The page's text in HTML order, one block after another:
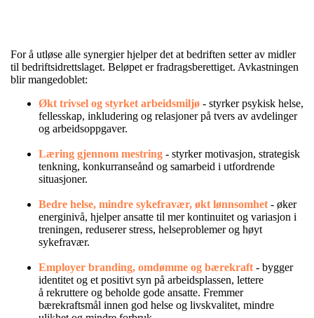
For å utløse alle synergier hjelper det at bedriften setter av midler
til bedriftsidrettslaget. Beløpet erfradragsberettiget. Avkastningen
blir mangedoblet:
Økt trivsel og styrket arbeidsmiljø - styrker psykisk helse,
fellesskap, inkludering og relasjoner på tvers av avdelinger
og arbeidsoppgaver.
Læring gjennom mestring - styrker motivasjon, strategisk
tenkning, konkurranseånd og samarbeid i utfordrende
situasjoner.
Bedre helse, mindre sykefravær, økt lønnsomhet - øker
energinivå, hjelper ansatte til mer kontinuitet og variasjon i
treningen, redusererstress, helseproblemer og høyt
sykefravær.
Employer branding, omdømme og bærekraft - bygger
identitet og et positivt syn på arbeidsplassen, lettere
å rekruttere og beholde gode ansatte. Fremmer
bærekraftsmål innen god helse og livskvalitet, mindre